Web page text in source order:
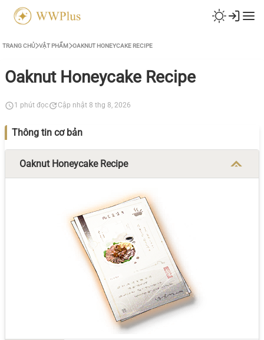
TRANG CHỦ VẬT PHẨM OAKNUT HONEYCAKE RECIPE
Oaknut Honeycake Recipe
1 phút đọc Cập nhật 8 thg 8, 2026
Thông tin cơ bản
Oaknut Honeycake Recipe